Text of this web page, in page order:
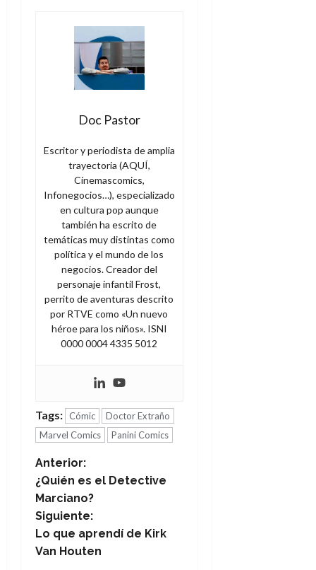
Doc Pastor
Escritor y periodista de amplia
trayectoria (AQUÍ,
Cinemascomics,
Infonegocios…), especializado
en cultura pop aunque
también ha escrito de
temáticas muy distintas como
política y el mundo de los
negocios. Creador del
personaje infantil Frost,
perrito de aventuras descrito
por RTVE como «Un nuevo
héroe para los niños». ISNI
0000 0004 4335 5012
Tags: Cómic
Doctor Extraño
Marvel Comics
Panini Comics
N
a
v
e
Anterior:
¿Quién es el Detective
Marciano?
Siguiente:
Lo que aprendí de Kirk
Van Houten